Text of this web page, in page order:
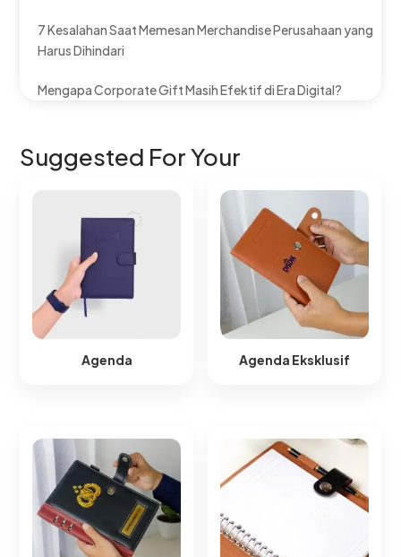
7 Kesalahan Saat Memesan Merchandise Perusahaan yang
Harus Dihindari
Mengapa Corporate Gift Masih Efektif di Era Digital?
Suggested For Your
Agenda Agenda Eksklusif